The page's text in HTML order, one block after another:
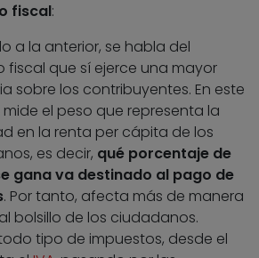
fiscal:
a la anterior, se habla del
fiscal que sí ejerce una mayor
sobre los contribuyentes. En este
el peso que representa la
en la renta per cápita de los
es decir, qué porcentaje de
gana va destinado al pago de
. Por tanto, afecta más de manera
bolsillo de los ciudadanos.
tipo de impuestos, desde el